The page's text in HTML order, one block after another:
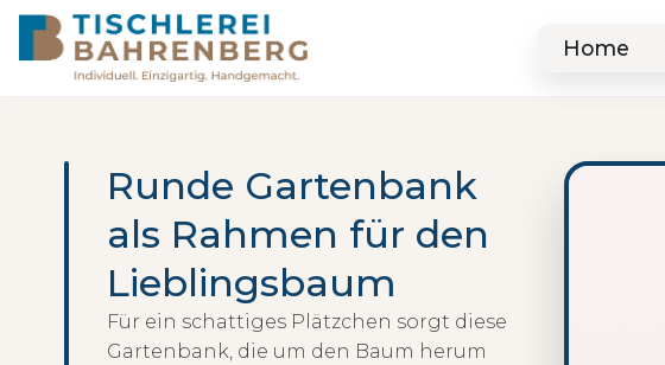
Home
Runde Gartenbank
als Rahmen für den
Lieblingsbaum
Für ein schattiges Plätzchen sorgt diese
Gartenbank, die um den Baum herum